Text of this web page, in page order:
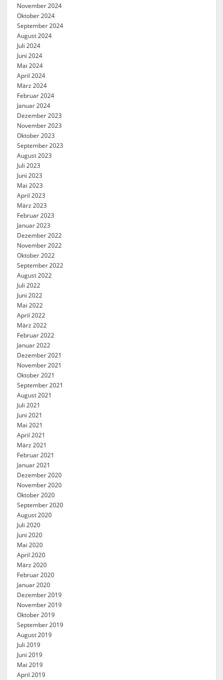
November 2024
Oktober 2024
September 2024
August 2024
Juli 2024
Juni 2024
Mai 2024
April 2024
März 2024
Februar 2024
Januar 2024
Dezember 2023
November 2023
Oktober 2023
September 2023
August 2023
Juli 2023
Juni 2023
Mai 2023
April 2023
März 2023
Februar 2023
Januar 2023
Dezember 2022
November 2022
Oktober 2022
September 2022
August 2022
Juli 2022
Juni 2022
Mai 2022
April 2022
März 2022
Februar 2022
Januar 2022
Dezember 2021
November 2021
Oktober 2021
September 2021
August 2021
Juli 2021
Juni 2021
Mai 2021
April 2021
März 2021
Februar 2021
Januar 2021
Dezember 2020
November 2020
Oktober 2020
September 2020
August 2020
Juli 2020
Juni 2020
Mai 2020
April 2020
März 2020
Februar 2020
Januar 2020
Dezember 2019
November 2019
Oktober 2019
September 2019
August 2019
Juli 2019
Juni 2019
Mai 2019
April 2019